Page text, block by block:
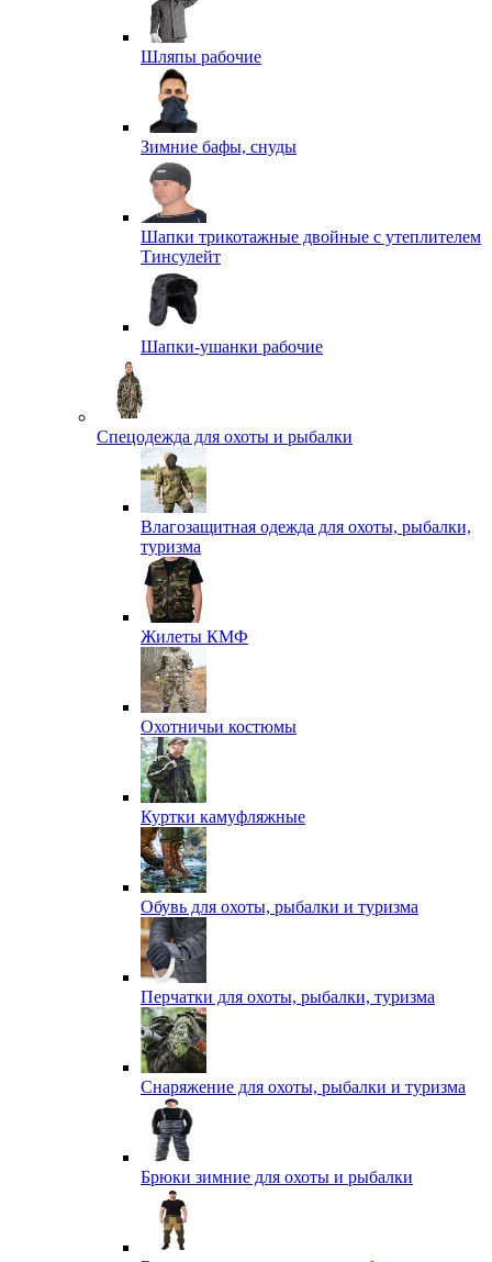
Шляпы рабочие
Зимние бафы, снуды
Шапки трикотажные двойные с утеплителем
Тинсулейт
Шапки-ушанки рабочие
Спецодежда для охоты и рыбалки
Влагозащитная одежда для охоты, рыбалки,
туризма
Жилеты КМФ
Охотничьи костюмы
Куртки камуфляжные
Обувь для охоты, рыбалки и туризма
Перчатки для охоты, рыбалки, туризма
Снаряжение для охоты, рыбалки и туризма
Брюки зимние для охоты и рыбалки